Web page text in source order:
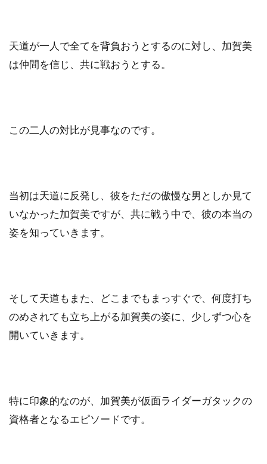
天道が一人で全てを背負おうとするのに対し、加賀美
は仲間を信じ、共に戦おうとする。
この二人の対比が見事なのです。
当初は天道に反発し、彼をただの傲慢な男としか見て
いなかった加賀美ですが、共に戦う中で、彼の本当の
姿を知っていきます。
そして天道もまた、どこまでもまっすぐで、何度打ち
のめされても立ち上がる加賀美の姿に、少しずつ心を
開いていきます。
特に印象的なのが、加賀美が仮面ライダーガタックの
資格者となるエピソードです。